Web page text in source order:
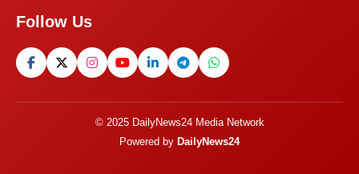
Follow Us
© 2025 DailyNews24 Media Network
Powered by DailyNews24